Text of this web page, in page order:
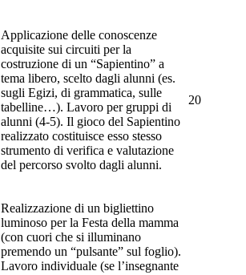
Applicazione delle conoscenze
acquisite sui circuiti per la
costruzione di un “Sapientino” a
tema libero, scelto dagli alunni (es.
sugli Egizi, di grammatica, sulle
tabelline…). Lavoro per gruppi di
alunni (4-5). Il gioco del Sapientino
realizzato costituisce esso stesso
strumento di verifica e valutazione
del percorso svolto dagli alunni.
20
Realizzazione di un bigliettino
luminoso per la Festa della mamma
(con cuori che si illuminano
premendo un “pulsante” sul foglio).
Lavoro individuale (se l’insegnante